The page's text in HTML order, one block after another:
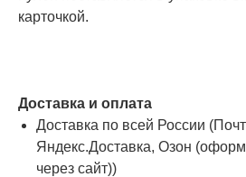
карточкой.
Доставка и оплата
Доставка по всей России
Яндекс.Доставка, Озон
через сайт))